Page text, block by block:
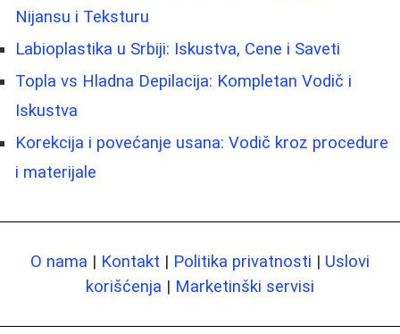
Nijansu i Teksturu
Labioplastika u Srbiji: Iskustva, Cene i Saveti
Topla vs Hladna Depilacija: Kompletan Vodič i
Iskustva
Korekcija i povećanje usana: Vodič kroz procedure
i materijale
O nama | Kontakt | Politika privatnosti | Uslovi
korišćenja | Marketinški servisi